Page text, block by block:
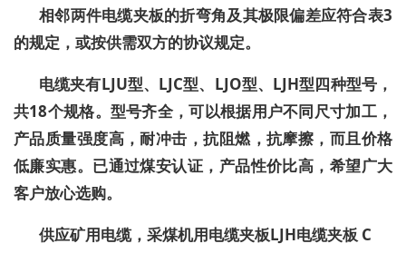
相邻两件电缆夹板的折弯角及其极限偏差应符合表3
的规定，或按供需双方的协议规定。
电缆夹有LJU型、 LJC型、 LJO型、 LJH型四种型号，
共18个规格。型号齐全，可以根据用户不同尺寸加工，
产品质量强度高，耐冲击，抗阻燃，抗摩擦，而且价格
低廉实惠。已通过煤安认证，产品性价比高，希望广大
客户放心选购。
供应矿用电缆， 采煤机用电缆夹板LJH电缆夹板 C